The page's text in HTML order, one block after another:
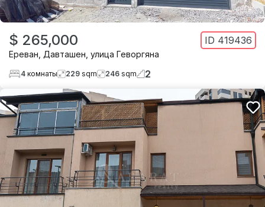
$ 265,000 ID 419436
Ереван Давташен улица Геворгяна
4 комнаты 229 sqm 246 sqm 2